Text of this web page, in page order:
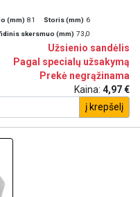
(mm) 81 Storis (mm) 6
skersmuo (mm) 73,0
Užsienio sandėlis
Pagal specialų užsakymą
Prekė negrąžinama
Kaina: 4,97 €
į krepšelį